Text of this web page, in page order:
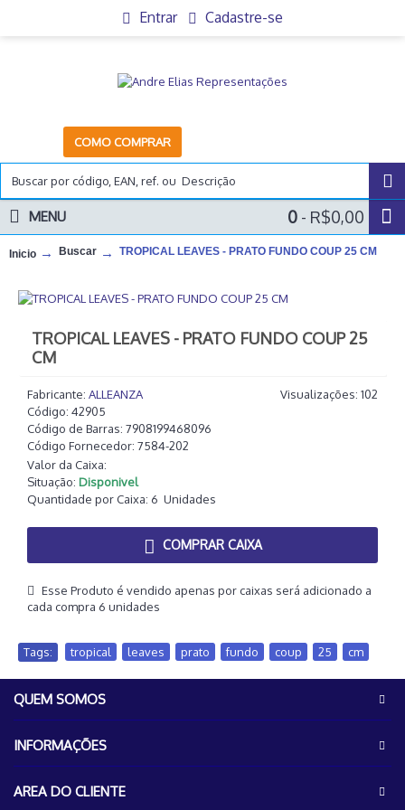
Entrar Cadastre-se
COMO COMPRAR
0 - R$0,00
MENU
Inicio Buscar TROPICAL LEAVES - PRATO FUNDO COUP 25 CM
TROPICAL LEAVES - PRATO FUNDO COUP 25
CM
Visualizações: 102
Fabricante: ALLEANZA
Código: 42905
Código de Barras: 7908199468096
Código Fornecedor: 7584-202
Valor da Caixa:
Situação: Disponivel
Quantidade por Caixa: 6 Unidades
COMPRAR CAIXA
Esse Produto é vendido apenas por caixas será adicionado a
cada compra 6 unidades
Tags: tropical leaves prato fundo coup 25 cm
QUEM SOMOS
INFORMAÇÕES
AREA DO CLIENTE